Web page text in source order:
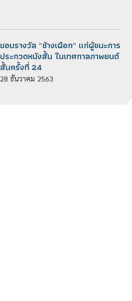
มอบรางวัล “ช้างเผือก” แก่ผู้ชนะการ
ประกวดหนังสั้น ในเทศกาลภาพยนต์
สั้นครั้งที่ 24
28 ธันวาคม 2563